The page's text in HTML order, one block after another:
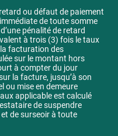
ou défaut de paiement
de toute somme
pénalité de retard
à trois (3) fois le taux
facturation des
sur le montant hors
à compter du jour
la facture, jusqu’à son
ou mise en demeure
applicable est calculé
de suspendre
de surseoir à toute